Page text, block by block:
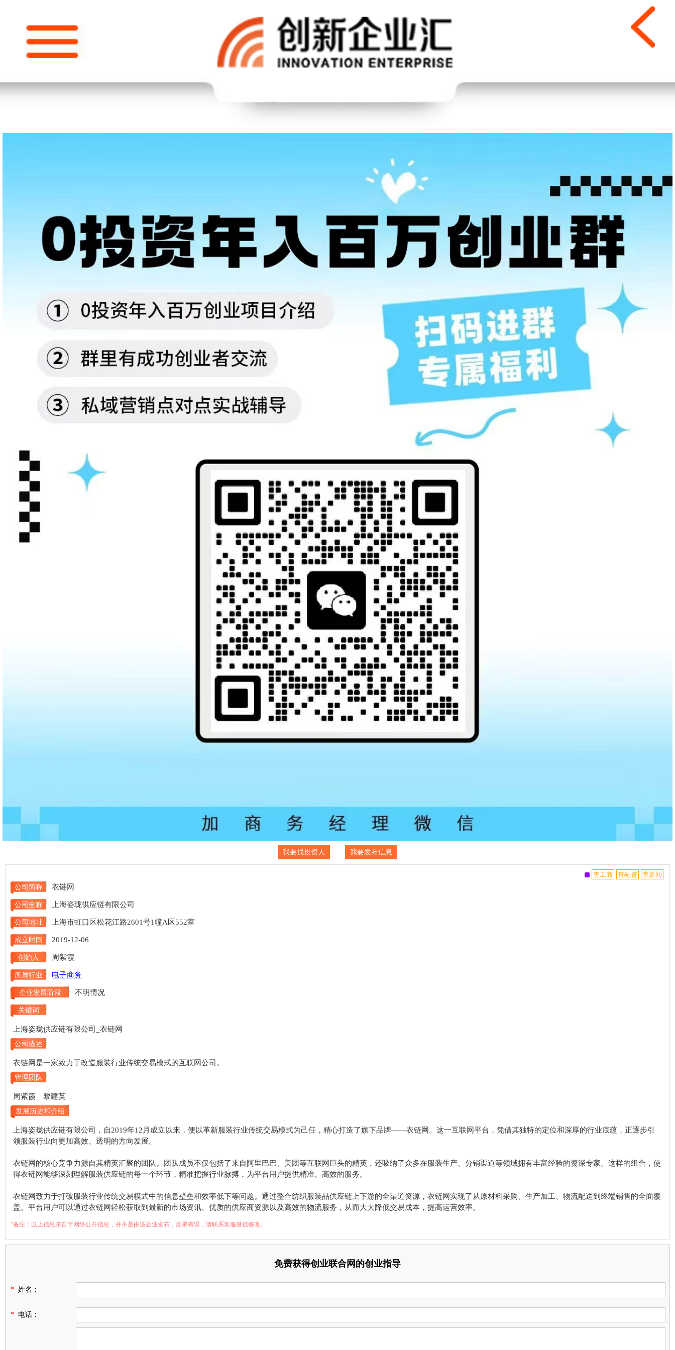
我要找投资人 我要发布信息
公司简称 衣链网
公司全称 上海姿珑供应链有限公司
公司地址 上海市虹口区松花江路2601号1幢A区552室
成立时间 2019-12-06
创始人 周紫霞
所属行业 电子商务
企业发展阶段 不明情况
关键词
上海姿珑供应链有限公司_衣链网
公司描述
衣链网是一家致力于改造服装行业传统交易模式的互联网公司。
管理团队
周紫霞 黎建英
发展历史和介绍
上海姿珑供应链有限公司，自2019年12月成立以来，便以革新服装行业传统交易模式为己任，精心打造了旗下品牌——衣链网。这一互联网平台，凭借其独特的定位和深厚的行业底蕴，正逐步引
领服装行业向更加高效、透明的方向发展。
衣链网的核心竞争力源自其精英汇聚的团队。团队成员不仅包括了来自阿里巴巴、美团等互联网巨头的精英，还吸纳了众多在服装生产、分销渠道等领域拥有丰富经验的资深专家。这样的组合，使
得衣链网能够深刻理解服装供应链的每一个环节，精准把握行业脉搏，为平台用户提供精准、高效的服务。
衣链网致力于打破服装行业传统交易模式中的信息壁垒和效率低下等问题。通过整合纺织服装品供应链上下游的全渠道资源，衣链网实现了从原材料采购、生产加工、物流配送到终端销售的全面覆
盖。平台用户可以通过衣链网轻松获取到最新的市场资讯、优质的供应商资源以及高效的物流服务，从而大大降低交易成本，提高运营效率。
"备注：以上信息来自于网络公开信息，并不是由该企业发布，如果有误，请联系客服微信修改。"
免费获得创业联合网的创业指导
* 姓名：
* 电话：